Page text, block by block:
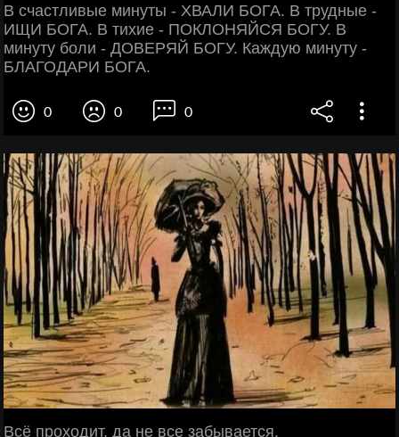
В счастливые минуты - ХВАЛИ БОГА. В трудные -
ИЩИ БОГА. В тихие - ПОКЛОНЯЙСЯ БОГУ. В
минуту боли - ДОВЕРЯЙ БОГУ. Каждую минуту -
БЛАГОДАРИ БОГА.
0 0 0
Всё проходит, да не все забывается.